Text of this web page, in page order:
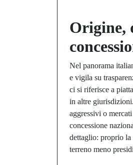
Origine,
Nel panorama
e vigila su
ci si riferisce a
in altre
aggressivi o
concessione
dettaglio: proprio la
terreno meno